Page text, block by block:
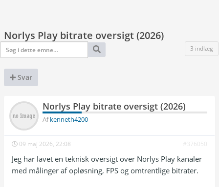
Norlys Play bitrate oversigt (2026)
3 indlæg
Svar
Norlys Play bitrate oversigt (2026)
Afkenneth4200
09 maj 2026, 22:08 #376050
Jeg har lavet en teknisk oversigt over Norlys Play kanaler
med målinger af opløsning, FPS og omtrentlige bitrater.